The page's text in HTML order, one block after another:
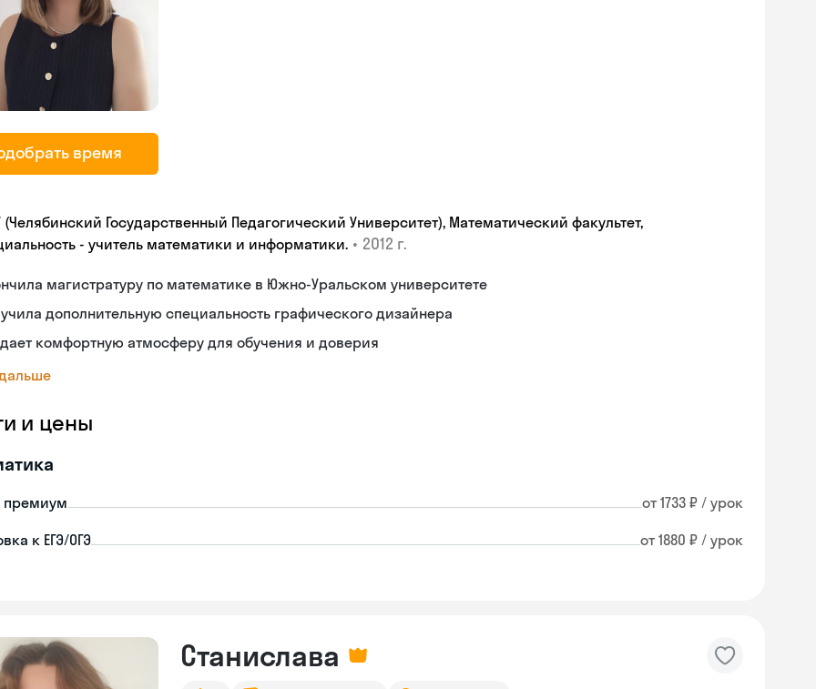
время
(Челябинский Государственный Педагогический Университет), Математический факультет,
- учитель математики и информатики. • 2012 г.
магистратуру по математике в Южно-Уральском университете
дополнительную специальность графического дизайнера
комфортную атмосферу для обучения и доверия
и цены
премиум от 1733 ₽ / урок
к ЕГЭ/ОГЭ от 1880 ₽ / урок
Станислава